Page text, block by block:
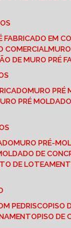
FABRICADO EM
COMERCIAL
DE MURO PRÉ
MURO
MURO PRÉ
MURO PRÉ-
DE
DE
PEDRISCO
PISO